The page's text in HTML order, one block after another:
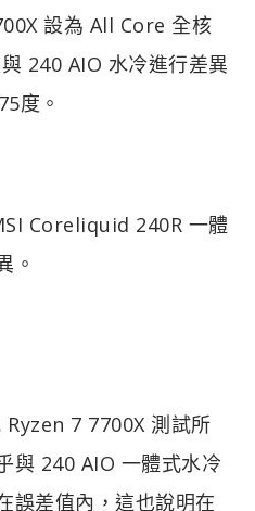
設為 All Core 全核
240 AIO 水冷進行差異
度。
Coreliquid 240R 一體
。
7 7700X 測試所
與 240 AIO 一體式水冷
誤差值內，這也說明在